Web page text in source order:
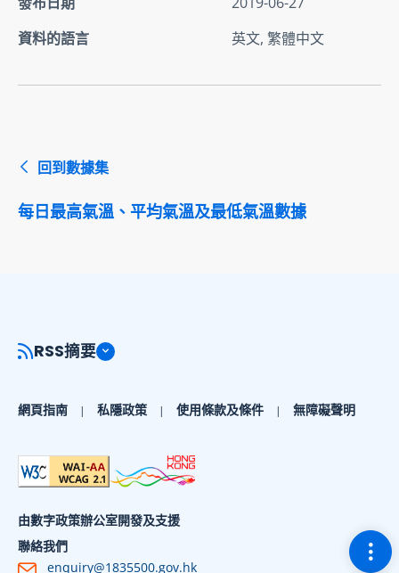
資料的語言
英文, 繁體中文
回到數據集
每日最高氣溫、平均氣溫及最低氣溫數據
切
RSS摘要
網頁指南 私隱政策 使用條款及條件 無障礙聲明
由數字政策辦公室開發及支援
聯絡我們
enquiry@1835500.gov.hk